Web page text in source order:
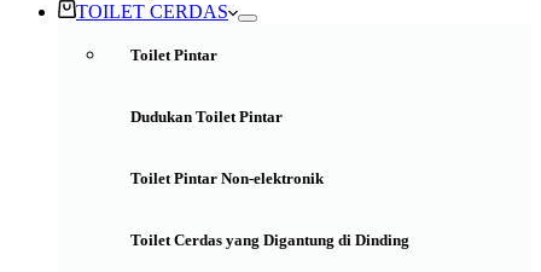
TOILET CERDAS
Toilet Pintar
Dudukan Toilet Pintar
Toilet Pintar Non-elektronik
Toilet Cerdas yang Digantung di Dinding